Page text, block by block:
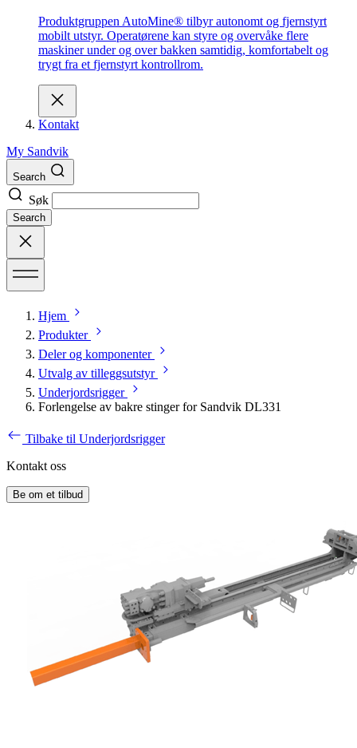
Produktgruppen AutoMine® tilbyr autonomt og fjernstyrt
mobilt utstyr. Operatørene kan styre og overvåke flere
maskiner under og over bakken samtidig, komfortabelt og
trygt fra et fjernstyrt kontrollrom.
Kontakt
My Sandvik
Search
Søk
Search
Hjem
Produkter
Deler og komponenter
Utvalg av tilleggsutstyr
Underjordsrigger
Forlengelse av bakre stinger for Sandvik DL331
Tilbake til Underjordsrigger
Kontakt oss
Be om et tilbud